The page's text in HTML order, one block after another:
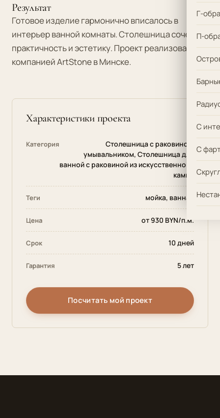
Г-
П-
С
С
Результат
Готовое изделие гармонично вписалось в
интерьер ванной комнаты. Столешница сочетает
практичность и эстетику. Проект реализован
компанией ArtStone в Минске.
Характеристики проекта
Категория
Столешница с раковиной,
умывальником, Столешница для
ванной с раковиной из искусственного
камня
Теги мойка, ванная
Цена от 930 BYN/п.м.
Срок 10 дней
Гарантия 5 лет
Посчитать мой проект